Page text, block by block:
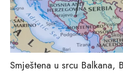
Smještena u srcu Balkana,